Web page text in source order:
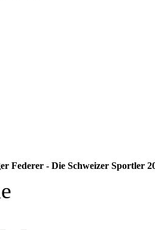
Federer - Die Schweizer Sportler